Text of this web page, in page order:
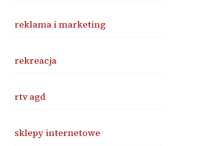
reklama i marketing
rekreacja
rtv agd
sklepy internetowe